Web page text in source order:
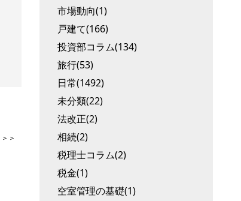
＞＞
市場動向(1)
戸建て(166)
投資部コラム(134)
旅行(53)
日常(1492)
未分類(22)
法改正(2)
相続(2)
税理士コラム(2)
税金(1)
空室管理の基礎(1)